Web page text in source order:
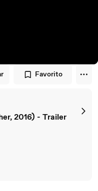
Favorito
2016) - Trailer